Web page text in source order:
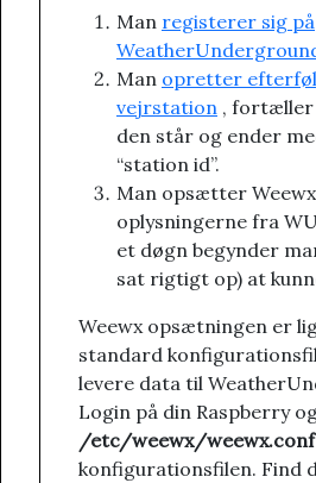
Man registerer sig på
Man opretter
vejrstation , fortæller
den står og ender
“station id”.
Man opsætter
oplysningerne fra
et døgn begynder
sat rigtigt op) at
Weewx opsætningen er
standard
levere data til
Login på din Raspberry
/etc/weewx/weewx.conf
konfigurationsfilen. Find